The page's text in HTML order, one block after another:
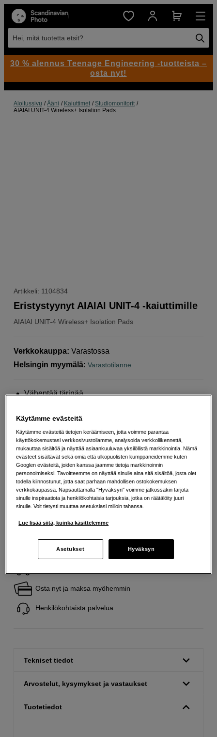
Hei, mitä tuotetta etsit?
Aloitussivu Ääni Kaiuttimet
Studiomonitorit
AIAIAI UNIT-4 Wireless+ Isolation Pads
Artikkeli: 1104834
AIAIAI UNIT-4 Wireless+ Isolation Pads
Eristystyynyt AIAIAI UNIT-4 -kaiuttimille
Verkkokauppa: Varastossa
Helsingin myymälä: Varastotilanne
Vähentää tärinää
Valitse 6° kaltevuus ylös- tai alaspäin
Lisää tietoa
39 EUR
Maksa heti tai jaa useampaan osamaksuun Lue lisää
Lisää ostoskoriin
Osta nyt ja maksa myöhemmin
Henkilökohtaista palvelua
Tekniset tiedot
Arvostelut, kysymykset ja vastaukset
Tuotetiedot
30 % alennus Teenage Engineering -tuotteista –
osta nyt!
Käytämme evästeitä
Käytämme evästeitä tietojen keräämiseen, jotta voimme parantaa
käyttökokemustasi verkkosivustollamme, analysoida verkkoliikennettä,
mukauttaa sisältöä ja näyttää asiaankuuluvaa yksilöllistä markkinointia. Nämä
evästeet sisältävät sekä omia että ulkopuolisten kumppaneidemme kuten
Googlen evästeitä, joiden kanssa jaamme tietoja markkinoinnin
personoimiseksi. Tavoitteemme on näyttää sinulle aina sitä sisältöä, josta olet
todella kiinnostunut, jotta saat parhaan mahdollisen ostokokemuksen
verkkokaupassa. Napsauttamalla "Hyväksyn" voimme jatkossakin tarjota
sinulle inspiraatiota ja henkilökohtaisia tarjouksia, jotka on räätälöity juuri
sinulle. Voit tietysti muuttaa asetuksiasi milloin tahansa.
Lue lisää siitä, kuinka käsittelemme
Asetukset Hyväksyn